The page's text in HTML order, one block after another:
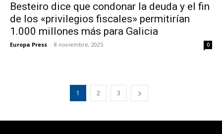
Besteiro dice que condonar la deuda y el fin
de los «privilegios fiscales» permitirían
1.000 millones más para Galicia
Europa Press - 8 noviembre, 2025 0
1 2 3